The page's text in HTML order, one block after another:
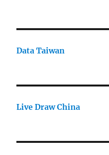
Data Taiwan
Live Draw China